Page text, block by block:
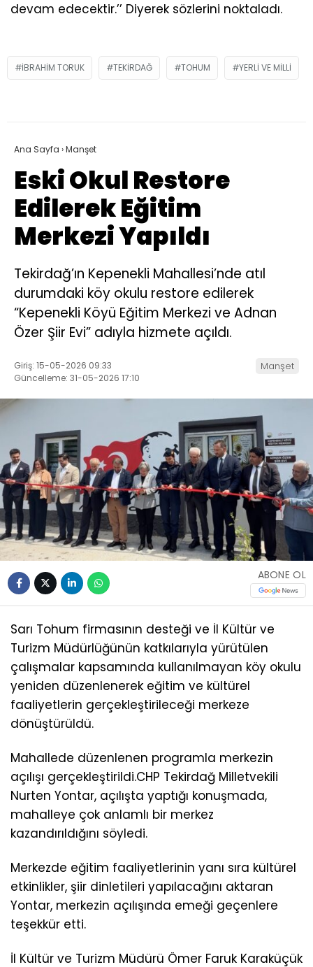
devam edecektir.’’ Diyerek sözlerini noktaladı.
IBRAHIM TORUK TEKIRDAĞ TOHUM YERLI VE MILLI
Ana Sayfa ›Manşet
Eski Okul Restore
Edilerek Eğitim
Merkezi Yapıldı
Tekirdağ’ın Kepenekli Mahallesi’nde atıl
durumdaki köy okulu restore edilerek
“Kepenekli Köyü Eğitim Merkezi ve Adnan
Özer Şiir Evi” adıyla hizmete açıldı.
Giriş: 15-05-2026 09:33
Güncelleme: 31-05-2026 17:10
Manşet
ABONE OL
Sarı Tohum firmasının desteği ve İl Kültür ve
Turizm Müdürlüğünün katkılarıyla yürütülen
çalışmalar kapsamında kullanılmayan köy okulu
yeniden düzenlenerek eğitim ve kültürel
faaliyetlerin gerçekleştirileceği merkeze
dönüştürüldü.
Mahallede düzenlenen programla merkezin
açılışı gerçekleştirildi.CHP Tekirdağ Milletvekili
Nurten Yontar, açılışta yaptığı konuşmada,
mahalleye çok anlamlı bir merkez
kazandırıldığını söyledi.
Merkezde eğitim faaliyetlerinin yanı sıra kültürel
etkinlikler, şiir dinletileri yapılacağını aktaran
Yontar, merkezin açılışında emeği geçenlere
teşekkür etti.
İl Kültür ve Turizm Müdürü Ömer Faruk Karaküçük